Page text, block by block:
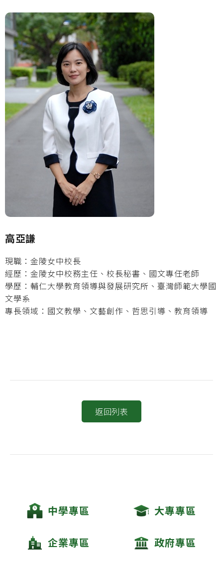
高亞謙
現職：金陵女中校長
經歷：金陵女中校務主任、校長秘書、國文專任老師
學歷：輔仁大學教育領導與發展研究所、臺灣師範大學國
文學系
專長領域：國文教學、文藝創作、哲思引導、教育領導
返回列表
中學專區 大專專區
企業專區 政府專區